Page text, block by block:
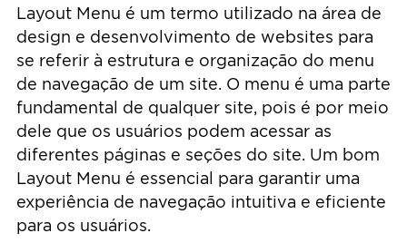
Layout Menu é um termo utilizado na área de
design e desenvolvimento de websites para
se referir à estrutura e organização do menu
de navegação de um site. O menu é uma parte
fundamental de qualquer site, pois é por meio
dele que os usuários podem acessar as
diferentes páginas e seções do site. Um bom
Layout Menu é essencial para garantir uma
experiência de navegação intuitiva e eficiente
para os usuários.